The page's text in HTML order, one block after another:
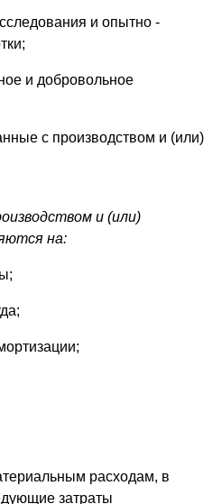
и опытно -
и добровольное
с производством и (или)
и (или)
на:
расходам, в
затраты